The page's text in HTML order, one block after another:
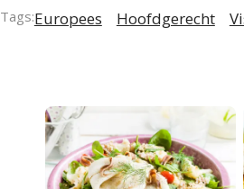
Tags:Europees Hoofdgerecht